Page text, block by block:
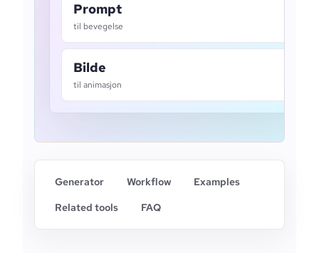
Prompt
til bevegelse
Bilde
til animasjon
Generator Workflow
Examples
Related tools
FAQ